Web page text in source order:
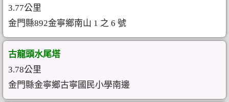
3.77公里
金門縣892金寧鄉南山 1 之 6 號
古龍頭水尾塔
3.78公里
金門縣金寧鄉古寧國民小學南邊